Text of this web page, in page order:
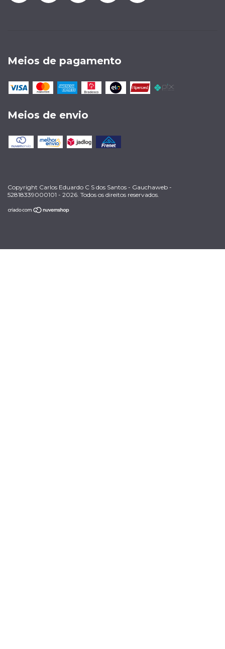
Meios de pagamento
Meios de envio
Copyright Carlos Eduardo C S dos Santos - Gauchaweb -
52818339000101 - 2026. Todos os direitos reservados.